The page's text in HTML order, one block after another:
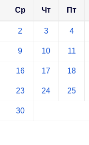
Ср Чт Пт
2 3 4
9 10 11
16 17 18
23 24 25
30